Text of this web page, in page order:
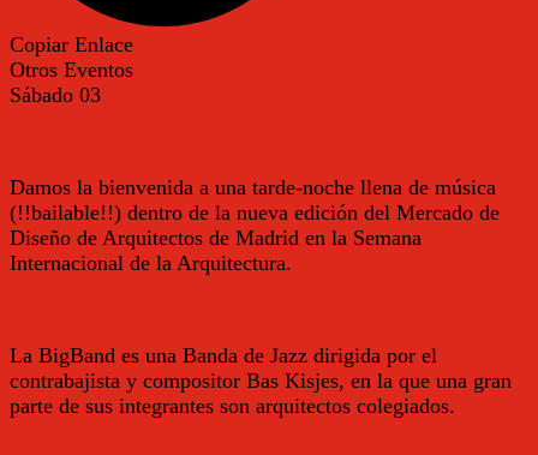
Copiar Enlace
Otros Eventos
Sábado 03
Damos la bienvenida a una tarde-noche llena de música
(!!bailable!!) dentro de la nueva edición del Mercado de
Diseño de Arquitectos de Madrid en la Semana
Internacional de la Arquitectura.
La BigBand es una Banda de Jazz dirigida por el
contrabajista y compositor Bas Kisjes, en la que una gran
parte de sus integrantes son arquitectos colegiados.